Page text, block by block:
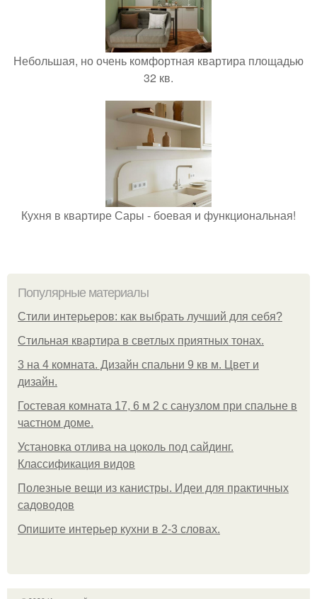
Небольшая, но очень комфортная квартира площадью
32 кв.
Кухня в квартире Сары - боевая и функциональная!
Популярные материалы
Стили интерьеров: как выбрать лучший для себя?
Стильная квартира в светлых приятных тонах.
3 на 4 комната. Дизайн спальни 9 кв м. Цвет и
дизайн.
Гостевая комната 17, 6 м 2 с санузлом при спальне в
частном доме.
Установка отлива на цоколь под сайдинг.
Классификация видов
Полезные вещи из канистры. Идеи для практичных
садоводов
Опишите интерьер кухни в 2-3 словах.